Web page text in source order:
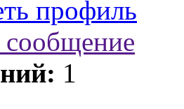
профиль
1